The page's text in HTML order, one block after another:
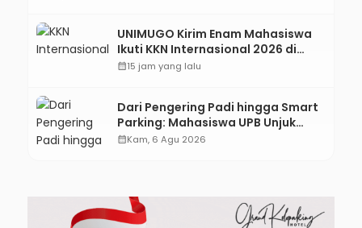
UNIMUGO Kirim Enam Mahasiswa
Ikuti KKN Internasional 2026 di
ASEAN dan Hong Kong
calendar_month15 jam yang lalu
Dari Pengering Padi hingga Smart
Parking: Mahasiswa UPB Unjuk
Gigi Lewat Pameran CODEX 2
calendar_monthKam, 6 Agu 2026